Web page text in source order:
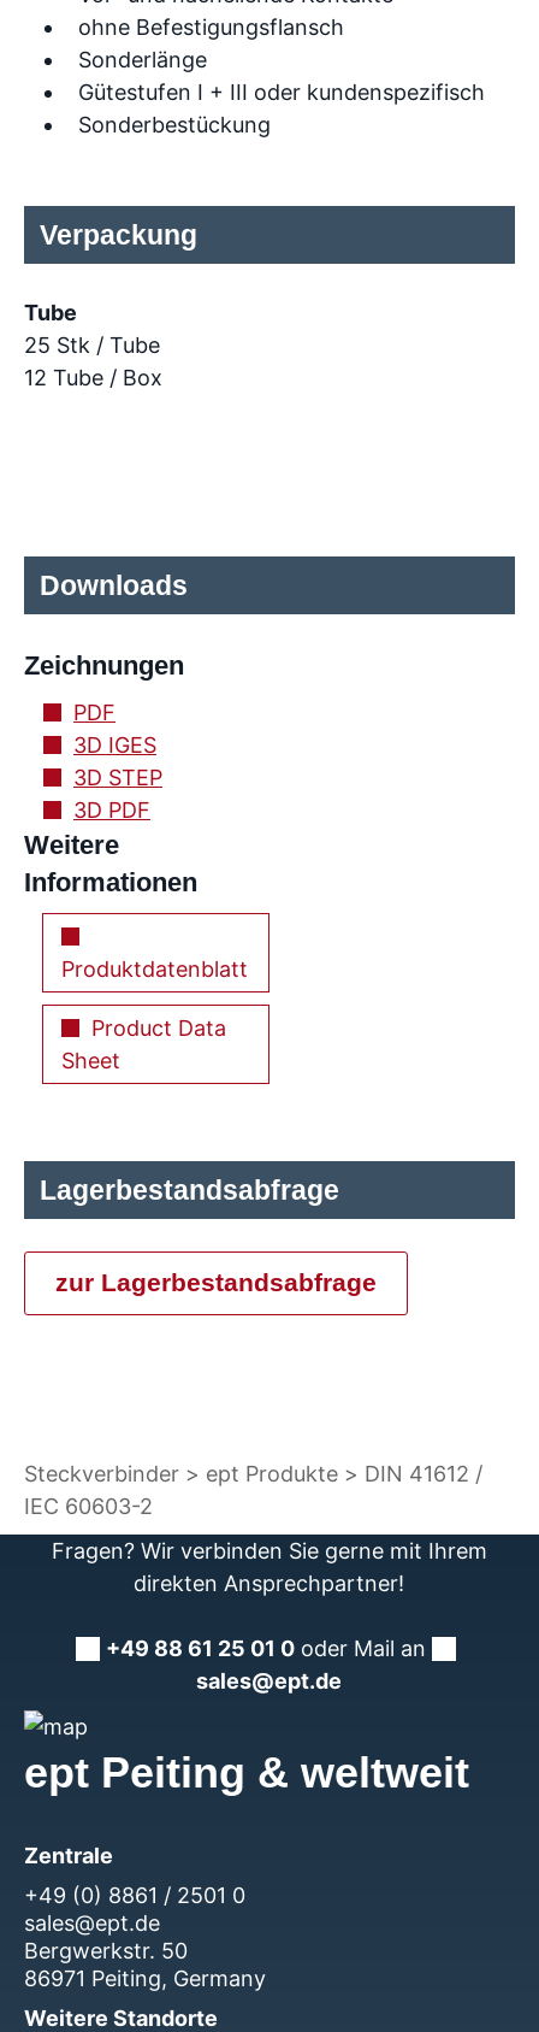
ohne Befestigungsflansch
Sonderlänge
Gütestufen I + III oder kundenspezifisch
Sonderbestückung
Verpackung
Tube
25 Stk / Tube
12 Tube / Box
Downloads
Zeichnungen
PDF
3D IGES
3D STEP
3D PDF
Weitere
Informationen
Produktdatenblatt
Product Data
Sheet
Lagerbestandsabfrage
zur Lagerbestandsabfrage
Steckverbinder ept Produkte
DIN 41612 /
IEC 60603-2
Fragen? Wir verbinden Sie gerne mit Ihrem
direkten Ansprechpartner!
+49 88 61 25 01 0 oder Mail an
sales@ept.de
ept Peiting & weltweit
Zentrale
+49 (0) 8861 / 2501 0
sales@ept.de
Bergwerkstr. 50
86971 Peiting, Germany
Weitere Standorte